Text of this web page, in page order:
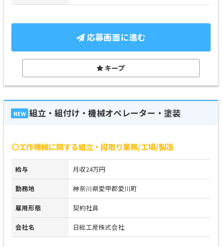
応募画面に進む
キープ
NEW 組立・組付け・機械オペレーター・塗装
〇工作機械に関する組立・段取り業務/工場/製造
給与 月収24万円
勤務地 神奈川県愛甲郡愛川町
雇用形態 契約社員
会社名 日総工産株式会社